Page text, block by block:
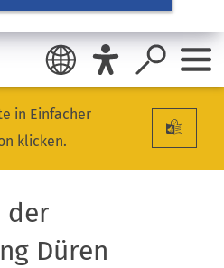
in Einfacher
klicken.
der
Düren